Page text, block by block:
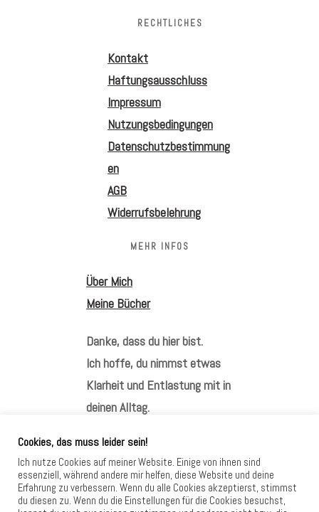
RECHTLICHES
Kontakt
Haftungsausschluss
Impressum
Nutzungsbedingungen
Datenschutzbestimmung
en
AGB
Widerrufsbelehrung
MEHR INFOS
Über Mich
Meine Bücher
Danke, dass du hier bist.
Ich hoffe, du nimmst etwas
Klarheit und Entlastung mit in
deinen Alltag.
HIER FINDEST DU MICH
Cookies, das muss leider sein!
Ich nutze Cookies auf meiner Website. Einige von ihnen sind
essenziell, während andere mir helfen, diese Website und deine
Erfahrung zu verbessern. Wenn du alle Cookies akzeptierst, stimmst
du diesen zu. Wenn du die Einstellungen für die Cookies besuchst,